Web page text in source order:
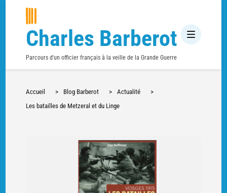
Charles Barberot
Parcours d'un officier français à la veille de la Grande Guerre
Accueil > Blog Barberot > Actualité
>
Les batailles de Metzeral et du Linge